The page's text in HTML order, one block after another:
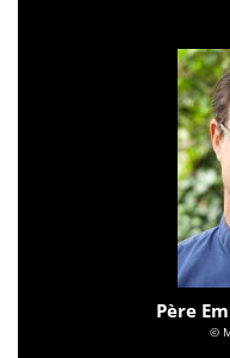
Père
©